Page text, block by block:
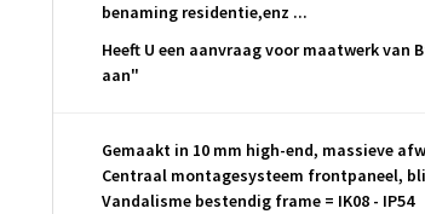
benaming residentie,enz ...
Heeft U een aanvraag voor maatwerk
aan"
Gemaakt in 10 mm high-end, massieve
Centraal montagesysteem frontpaneel,
Vandalisme bestendig frame = IK08 - IP54